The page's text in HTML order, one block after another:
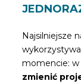
Najsilniejsze
momencie: w
zmienić